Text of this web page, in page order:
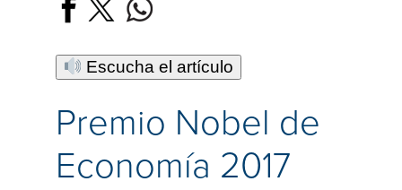
Escucha el artículo
Premio Nobel de
Economía 2017